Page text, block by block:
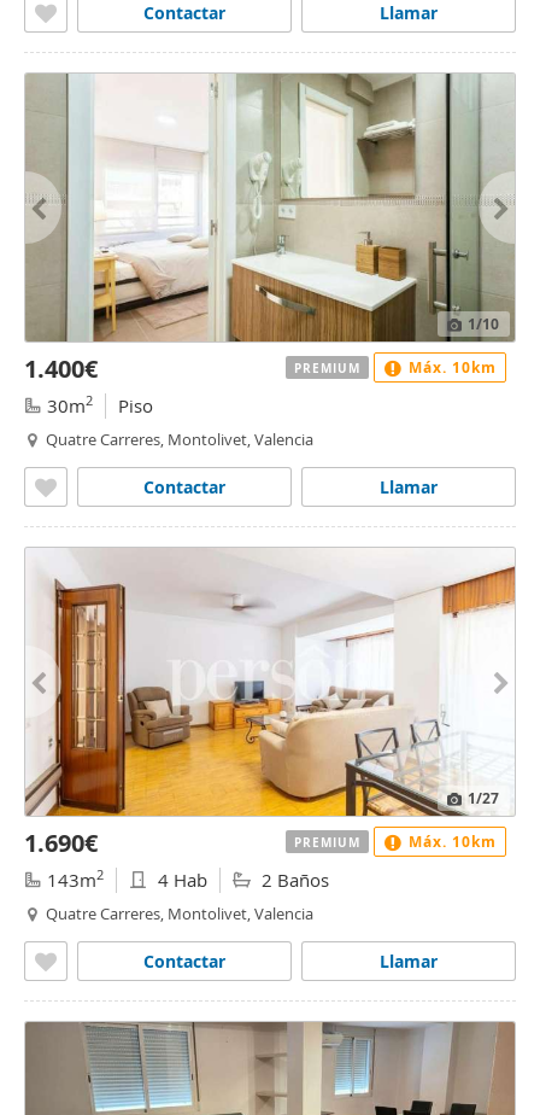
Llamar
Contactar
1/10
1.400€
30m2 Piso
Quatre Carreres, Montolivet, Valencia
Llamar
Contactar
PREMIUM Máx. 10km
1/27
1.690€
143m2 4 Hab 2 Baños
Quatre Carreres, Montolivet, Valencia
Llamar
Contactar
PREMIUM Máx. 10km